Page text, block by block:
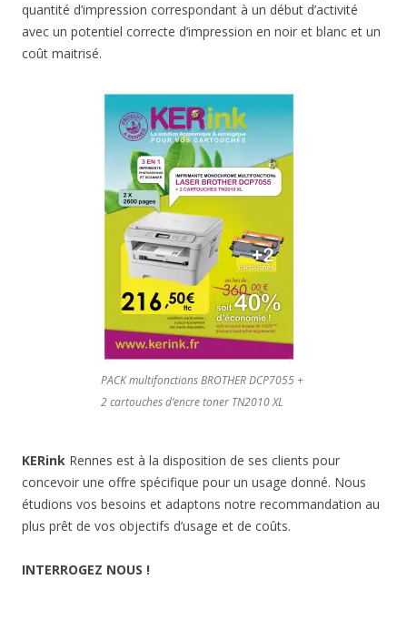
quantité d’impression correspondant à un début d’activité
avec un potentiel correcte d’impression en noir et blanc et un
coût maitrisé.
PACK multifonctions BROTHER DCP7055 +
2 cartouches d’encre toner TN2010 XL
KERink Rennes est à la disposition de ses clients pour
concevoir une offre spécifique pour un usage donné. Nous
étudions vos besoins et adaptons notre recommandation au
plus prêt de vos objectifs d’usage et de coûts.
INTERROGEZ NOUS !